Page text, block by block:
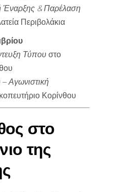
Έναρξης & Παρέλαση
Περιβολάκια
Τύπου στο
–Αγωνιστική
Κορίνθου
στο
της